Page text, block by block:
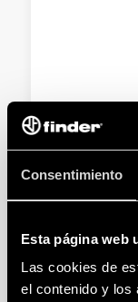
Consentimiento
Esta página web
Las cookies de
el contenido y los
TIPO 85.04 -
Montaje en
DETAILS